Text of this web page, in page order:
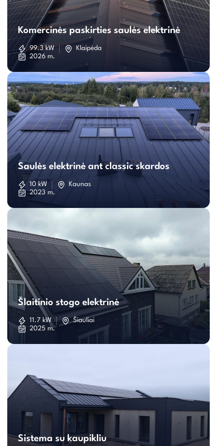
Komercinės
paskirties
saulės
Komercinės paskirties saulės elektrinė
99.3 kW
Klaipėda
2026 m.
Saulės
elektrinė
Saulės elektrinė ant classic skardos
10 kW
Kaunas
2023 m.
Šlaitinio
stogo
elektrinė
Šlaitinio stogo elektrinė
11.7 kW
Šiauliai
2025 m.
Sistema
su
Sistema su kaupikliu